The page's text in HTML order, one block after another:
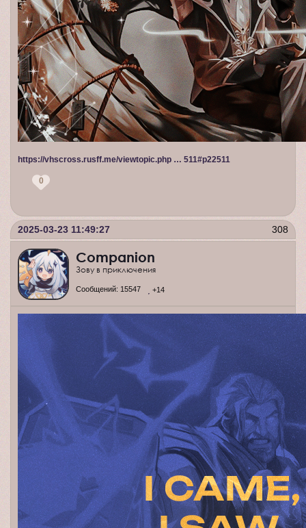
https://vhscross.rusff.me/viewtopic.php … 511#p22511
0
308
2025-03-23 11:49:27
Companion
Зову в приключения
Сообщений: 15547 +14